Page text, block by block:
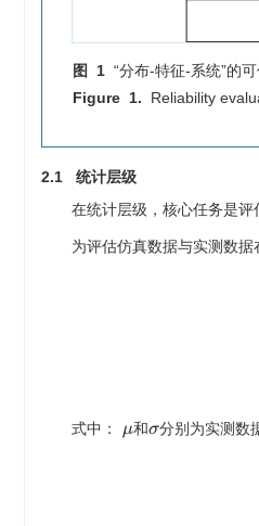
图 1 “分布-特征-系统”的
Figure 1.
Reliability
2.1 统计层级
在统计层级，核心任务是评
为评估仿真数据与实测数
式中： μ 和σ分别为实测数